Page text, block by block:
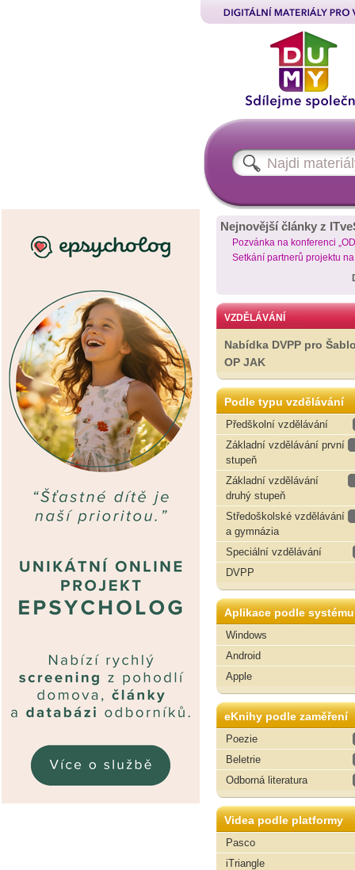
Nejnovější články z
Pozvánka na konferenci
Setkání partnerů projektu
VZDĚLÁVÁNÍ
Nabídka DVPP pro
OP JAK
Podle typu vzdělávání
Předškolní vzdělávání
Základní vzdělávání první
stupeň
Základní vzdělávání
druhý stupeň
Středoškolské vzdělávání
a gymnázia
Speciální vzdělávání
DVPP
Aplikace podle systému
Windows
Android
Apple
eKnihy podle zaměření
Poezie
Beletrie
Odborná literatura
Videa podle platformy
Pasco
iTriangle